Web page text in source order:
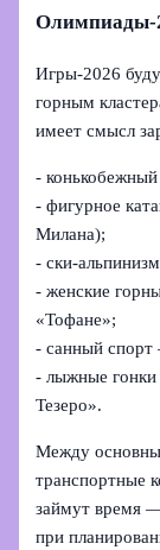
Игры‑2026
горным
имеет смысл
-
- фигурное
Милана);
- ски-
- женские
«Тофане»;
- санный
- лыжные
Тезеро».
Между
транспортные
займут время
при